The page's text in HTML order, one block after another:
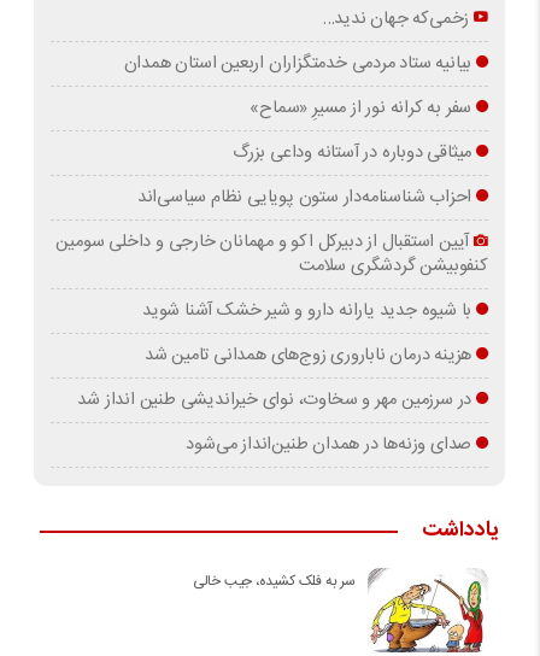
زخمی‌که جهان ندید…
بیانیه ستاد مردمی خدمتگزاران اربعین استان همدان
سفر به کرانه‌ نور از مسیرِ «سماح»
میثاقی دوباره در آستانه‌ وداعی بزرگ
احزاب شناسنامه‌دار ستون پویایی نظام سیاسی‌اند
آیین استقبال از دبیرکل اکو و مهمانان خارجی و داخلی سومین
کنفوبیشن گردشگری سلامت
با شیوه جدید یارانه دارو و شیر خشک آشنا شوید
هزینه درمان ناباروری زوج‌های همدانی تامین شد
در سرزمین مهر و سخاوت، نوای خیراندیشی طنین انداز شد
صدای وزنه‌ها در همدان طنین‌انداز می‌شود
یادداشت
سر به فلک کشیده، جیب خالی